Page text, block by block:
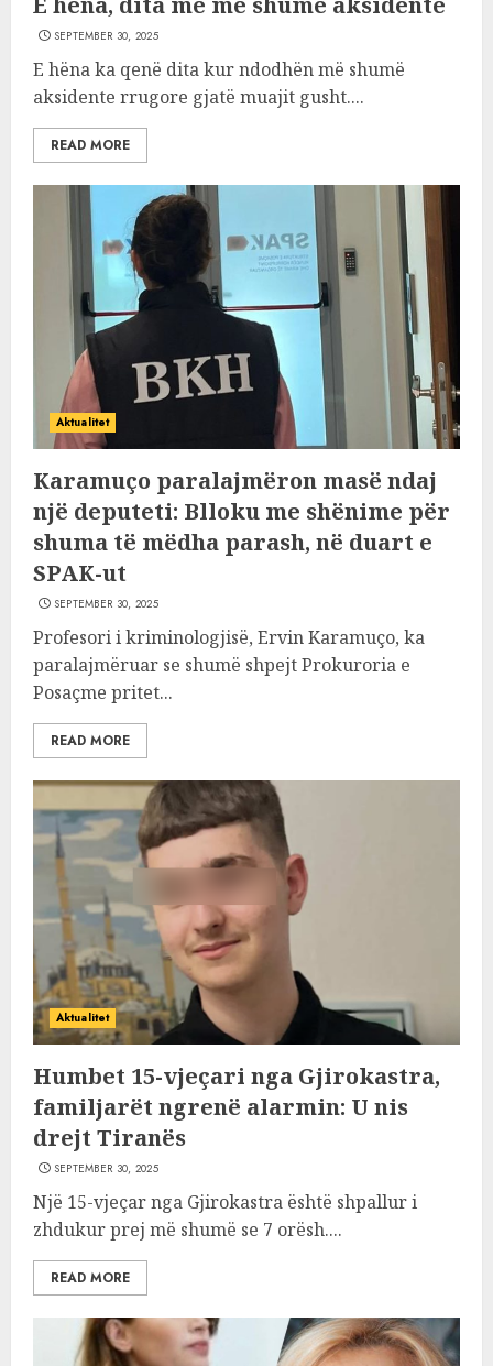
SEPTEMBER 30, 2025
E hëna ka qenë dita kur ndodhën më shumë
aksidente rrugore gjatë muajit gusht....
READ MORE
Aktualitet
Karamuço paralajmëron masë ndaj
një deputeti: Blloku me shënime për
shuma të mëdha parash, në duart e
SPAK-ut
SEPTEMBER 30, 2025
Profesori i kriminologjisë, Ervin Karamuço, ka
paralajmëruar se shumë shpejt Prokuroria e
Posaçme pritet...
READ MORE
Aktualitet
Humbet 15-vjeçari nga Gjirokastra,
familjarët ngrenë alarmin: U nis
drejt Tiranës
SEPTEMBER 30, 2025
Një 15-vjeçar nga Gjirokastra është shpallur i
zhdukur prej më shumë se 7 orësh....
READ MORE